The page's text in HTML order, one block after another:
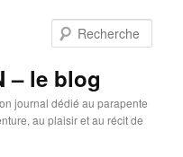
– le blog
journal dédié au parapente
au plaisir et au récit de